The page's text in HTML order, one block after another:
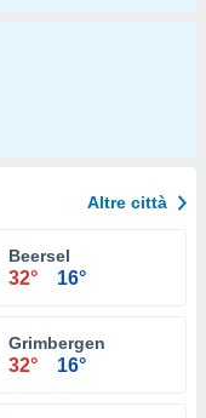
Altre città
Beersel
32° 16°
Grimbergen
32° 16°